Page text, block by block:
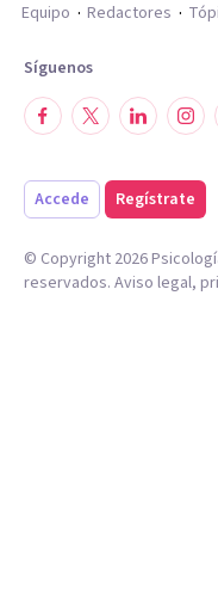
Equipo
Redactores
Síguenos
Accede Regístrate
© Copyright 2026
reservados. Aviso legal,